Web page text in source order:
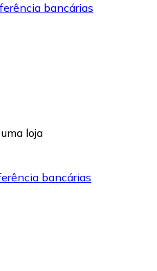
bancárias
bancárias
loja